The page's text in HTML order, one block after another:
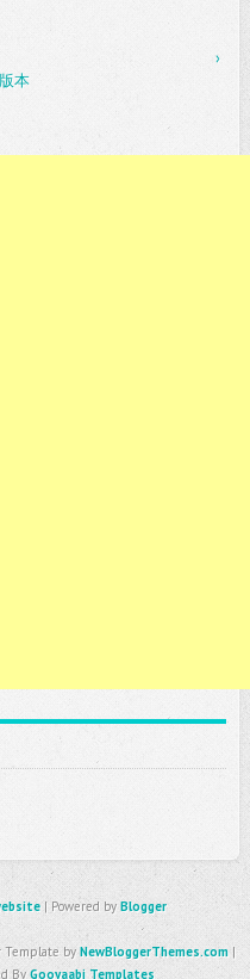
›
本
| Powered byBlogger
Template byNewBloggerThemes.com |
ByGooyaabi Templates